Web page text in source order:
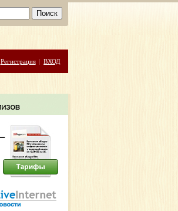
Регистрация | ВХОД